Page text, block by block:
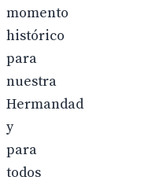
momento
histórico
para
nuestra
Hermandad
y
para
todos